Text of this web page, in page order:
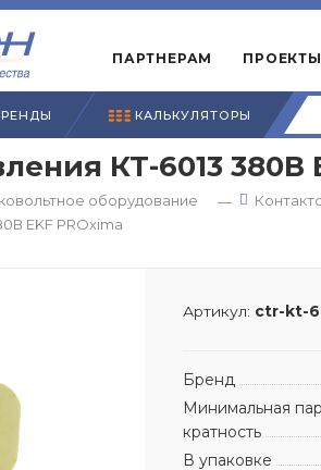
ПАРТНЕРАМ ПРОЕКТЫ
КАЛЬКУЛЯТОРЫ
КТ-6013 380В
оборудование —
EKF PROxima
Артикул: ctr-kt-
Бренд
Минимальная
кратность
В упаковке